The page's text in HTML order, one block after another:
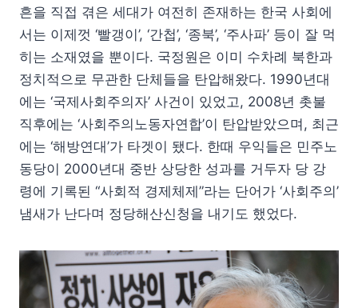
흔을 직접 겪은 세대가 여전히 존재하는 한국 사회에
서는 이제껏 ‘빨갱이’, ‘간첩’, ‘종북’, ‘주사파’ 등이 잘 먹
히는 소재였을 뿐이다. 국정원은 이미 수차례 북한과
정치적으로 무관한 단체들을 탄압해왔다. 1990년대
에는 ‘국제사회주의자’ 사건이 있었고, 2008년 촛불
직후에는 ‘사회주의노동자연합’이 탄압받았으며, 최근
에는 ‘해방연대’가 타겟이 됐다. 한때 우익들은 민주노
동당이 2000년대 중반 상당한 성과를 거두자 당 강
령에 기록된 “사회적 경제체제”라는 단어가 ‘사회주의’
냄새가 난다며 정당해산신청을 내기도 했었다.